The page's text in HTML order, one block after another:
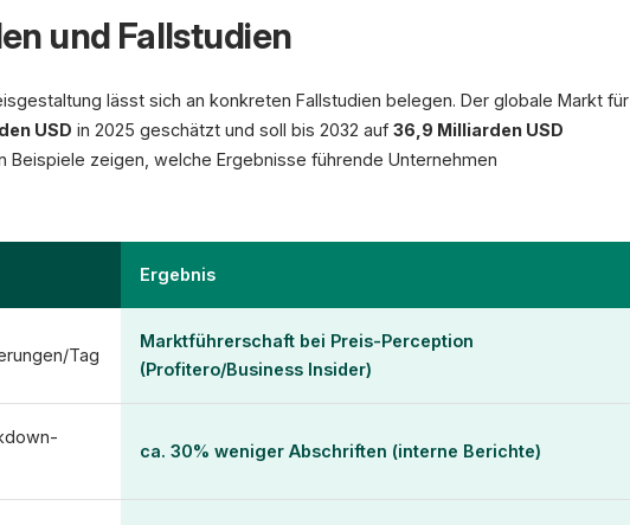
und Fallstudien
lässt sich an konkreten Fallstudien belegen. Der globale Markt für
USD in 2025 geschätzt und soll bis 2032 auf 36,9 Milliarden USD
Beispiele zeigen, welche Ergebnisse führende Unternehmen
Ergebnis
Tag
Marktführerschaft bei Preis-Perception
(Profitero/Business Insider)
ca. 30% weniger Abschriften (interne Berichte)